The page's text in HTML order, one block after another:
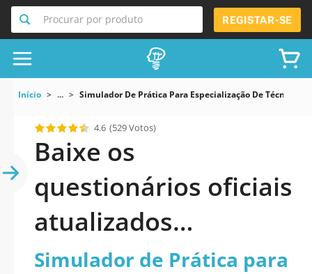
Procurar por produto REGISTAR-SE
Início ... Simulador De Prática Para Especialização De Técnico
4.6 (529 Votos)
Baixe os
questionários oficiais
atualizados
Simulador de Prática
Simulador de Prática para